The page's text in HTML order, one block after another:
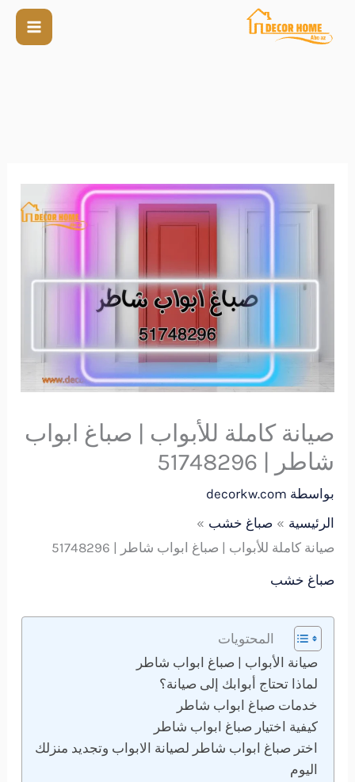
صيانة كاملة للأبواب | صباغ ابواب
شاطر | 51748296
بواسطة decorkw.com
الرئيسية
صباغ خشب
صيانة كاملة للأبواب | صباغ ابواب شاطر | 51748296
صباغ خشب
المحتويات
صيانة الأبواب | صباغ ابواب شاطر
لماذا تحتاج أبوابك إلى صيانة؟
خدمات صباغ ابواب شاطر
كيفية اختيار صباغ ابواب شاطر
اختر صباغ ابواب شاطر لصيانة الابواب وتجديد منزلك
اليوم